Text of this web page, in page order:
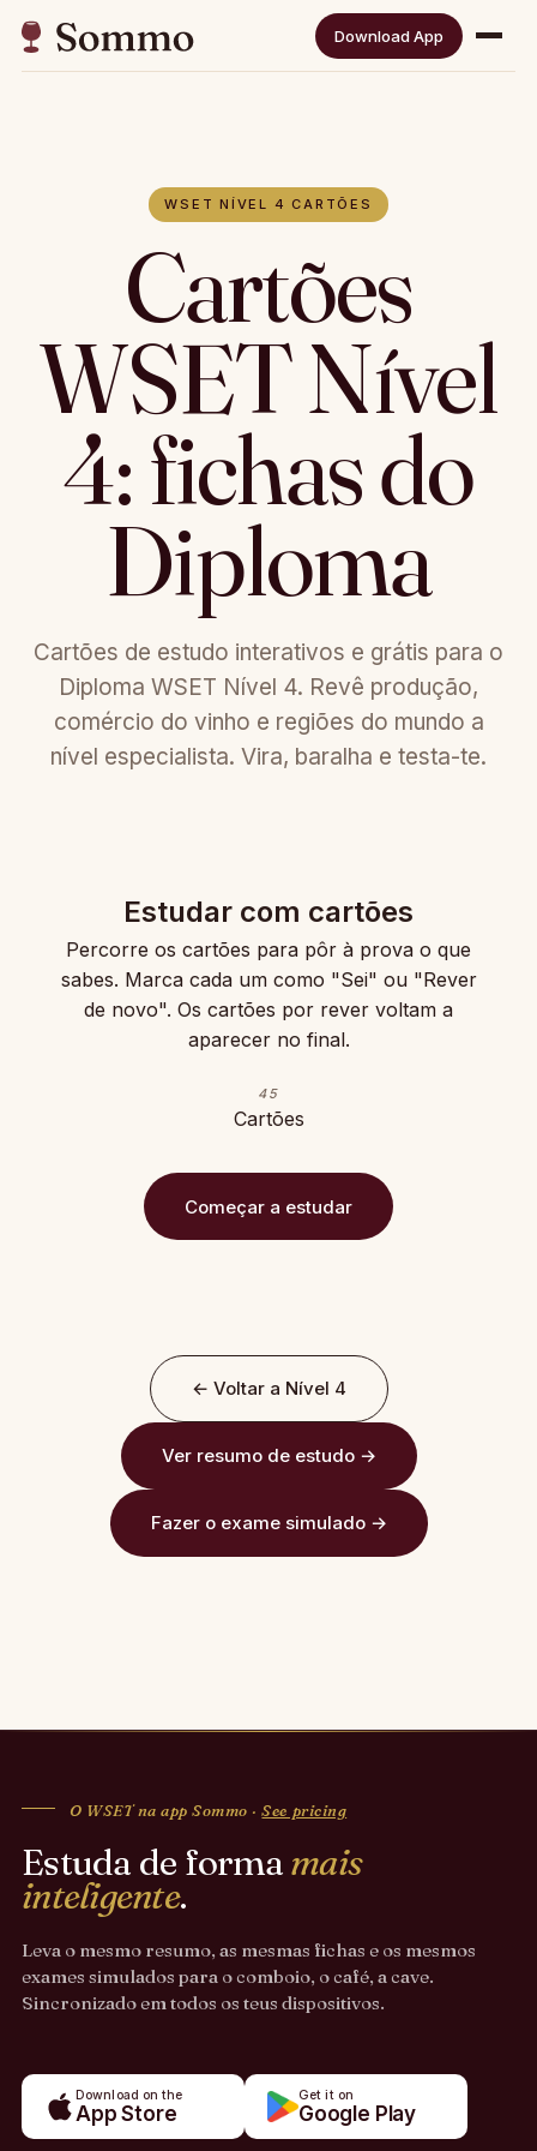
Download App
WSET NÍVEL 4 CARTÕES
Cartões
WSET Nível
4: fichas do
Diploma
Cartões de estudo interativos e grátis para o
Diploma WSET Nível 4. Revê produção,
comércio do vinho e regiões do mundo a
nível especialista. Vira, baralha e testa-te.
Estudar com cartões
Percorre os cartões para pôr à prova o que
sabes. Marca cada um como "Sei" ou "Rever
de novo". Os cartões por rever voltam a
aparecer no final.
45
Cartões
Começar a estudar
← Voltar a Nível 4
Ver resumo de estudo →
Fazer o exame simulado →
O WSET na app Sommo ·See pricing
Estuda de formamais
inteligente.
Leva o mesmo resumo, as mesmas fichas e os mesmos
exames simulados para o comboio, o café, a cave.
Sincronizado em todos os teus dispositivos.
Download on the
App Store
Get it on
Google Play